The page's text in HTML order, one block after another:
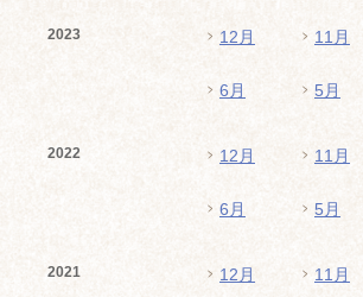
2023 12月 11月
6月 5月
2022 12月 11月
6月 5月
2021 12月 11月